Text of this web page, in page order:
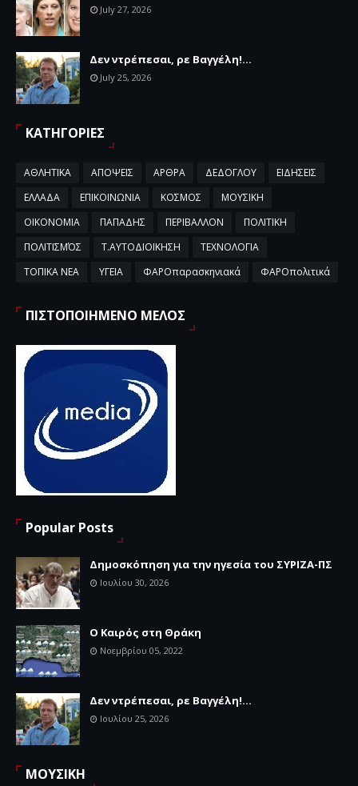
July 27, 2026
Δεν ντρέπεσαι, ρε Βαγγέλη!...
July 25, 2026
ΚΑΤΗΓΟΡΙΕΣ
ΑΘΛΗΤΙΚΑ ΑΠΟΨΕΙΣ ΑΡΘΡΑ ΔΕΔΟΓΛΟΥ
ΕΙΔΗΣΕΙΣ
ΕΛΛΑΔΑ
ΕΠΙΚΟΙΝΩΝΙΑ ΚΟΣΜΟΣ
ΜΟΥΣΙΚΗ
ΟΙΚΟΝΟΜΙΑ
ΠΑΠΑΔΗΣ ΠΕΡΙΒΑΛΛΟΝ
ΠΟΛΙΤΙΚΗ
ΠΟΛΙΤΙΣΜΌΣ
Τ.ΑΥΤΟΔΙΟΙΚΗΣΗ
ΤΕΧΝΟΛΟΓΙΑ
ΤΟΠΙΚΑ ΝΕΑ
ΥΓΕΙΑ ΦΑΡΟπαρασκηνιακά ΦΑΡΟπολιτικά
ΠΙΣΤΟΠΟΙΗΜΕΝΟ ΜΕΛΟΣ
Popular Posts
Δημοσκόπηση για την ηγεσία του ΣΥΡΙΖΑ-ΠΣ
Ιουλίου 30, 2026
Ο Καιρός στη Θράκη
Νοεμβρίου 05, 2022
Δεν ντρέπεσαι, ρε Βαγγέλη!...
Ιουλίου 25, 2026
ΜΟΥΣΙΚΗ